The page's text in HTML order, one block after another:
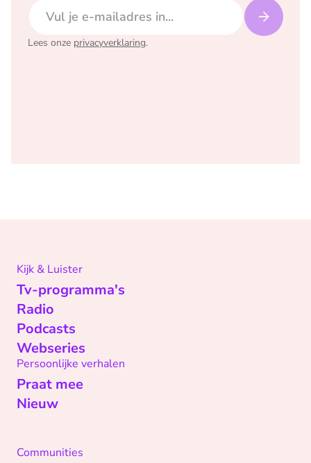
Lees onze privacyverklaring.
Kijk & Luister
Tv-programma's
Radio
Podcasts
Webseries
Persoonlijke verhalen
Praat mee
Nieuw
Communities